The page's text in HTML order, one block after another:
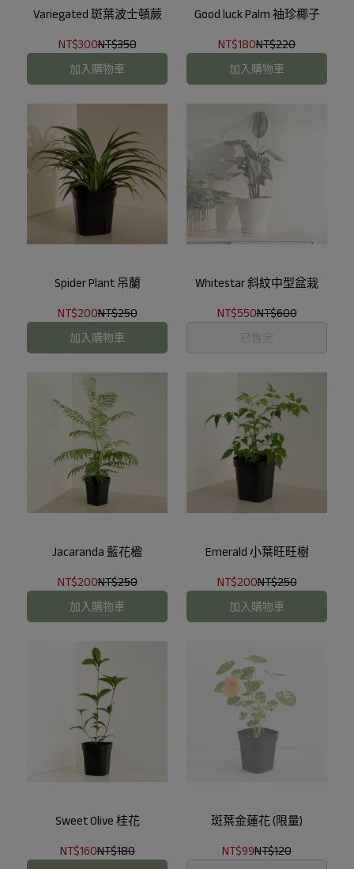
Variegated 斑葉波士頓蕨
NT$300NT$350
加入購物車
Good luck Palm 袖珍椰子
NT$180NT$220
加入購物車
Spider Plant 吊蘭
NT$200NT$250
加入購物車
Whitestar 斜紋中型盆栽
NT$550NT$600
已售完
Jacaranda 藍花楹
NT$200NT$250
加入購物車
Emerald 小葉旺旺樹
NT$200NT$250
加入購物車
Sweet Olive 桂花
NT$160NT$180
斑葉金蓮花 (限量)
NT$99NT$120